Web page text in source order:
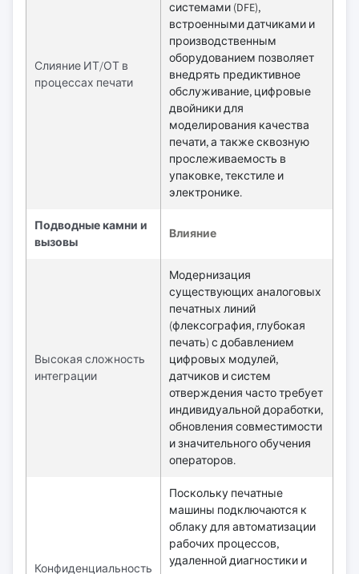
Слияние ИТ/ОТ в
процессах печати
системами (DFE),
встроенными датчиками и
производственным
оборудованием позволяет
внедрять предиктивное
обслуживание, цифровые
двойники для
моделирования качества
печати, а также сквозную
прослеживаемость в
упаковке, текстиле и
электронике.
Подводные камни и
вызовы
Влияние
Высокая сложность
интеграции
Модернизация
существующих аналоговых
печатных линий
(флексография, глубокая
печать) с добавлением
цифровых модулей,
датчиков и систем
отверждения часто требует
индивидуальной доработки,
обновления совместимости
и значительного обучения
операторов.
Конфиденциальность
Поскольку печатные
машины подключаются к
облаку для автоматизации
рабочих процессов,
удаленной диагностики и